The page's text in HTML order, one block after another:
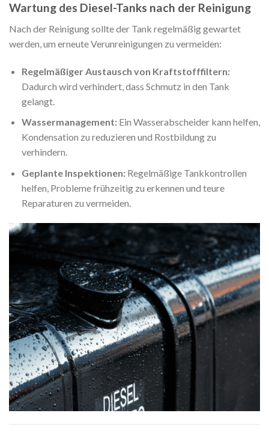
Wartung des Diesel-Tanks nach der Reinigung
Nach der Reinigung sollte der Tank regelmäßig gewartet
werden, um erneute Verunreinigungen zu vermeiden:
Regelmäßiger Austausch von Kraftstofffiltern:
Dadurch wird verhindert, dass Schmutz in den Tank
gelangt.
Wassermanagement:Ein Wasserabscheider kann helfen,
Kondensation zu reduzieren und Rostbildung zu
verhindern.
Geplante Inspektionen:Regelmäßige Tankkontrollen
helfen, Probleme frühzeitig zu erkennen und teure
Reparaturen zu vermeiden.